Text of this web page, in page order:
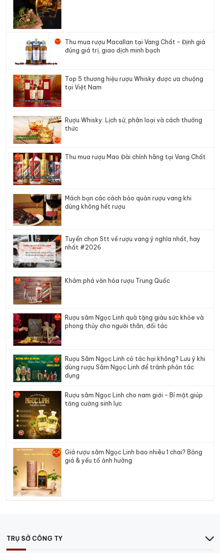
Thu mua rượu Macallan tại Vang Chất – Định giá
đúng giá trị, giao dịch minh bạch
Top 5 thương hiệu rượu Whisky được ưa chuộng
tại Việt Nam
Rượu Whisky: Lịch sử, phân loại và cách thưởng
thức
Thu mua rượu Mao Đài chính hãng tại Vang Chất
Mách bạn các cách bảo quản rượu vang khi
dùng không hết rượu
Tuyển chọn Stt về rượu vang ý nghĩa nhất, hay
nhất #2026
Khám phá văn hóa rượu Trung Quốc
Rượu sâm Ngọc Linh quà tặng giàu sức khỏe và
phong thủy cho người thân, đối tác
Rượu Sâm Ngọc Linh có tác hại không? Lưu ý khi
dùng rượu Sâm Ngọc Linh để tránh phản tác
dụng
Rượu sâm Ngọc Linh cho nam giới – Bí mật giúp
tăng cường sinh lực
Giá rượu sâm Ngọc Linh bao nhiêu 1 chai? Bảng
giá & yếu tố ảnh hưởng
TRỤ SỞ CÔNG TY